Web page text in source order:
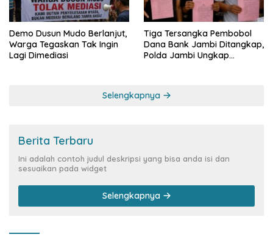
Demo Dusun Mudo Berlanjut,
Warga Tegaskan Tak Ingin
Lagi Dimediasi
Tiga Tersangka Pembobol
Dana Bank Jambi Ditangkap,
Polda Jambi Ungkap
Selengkapnya
Berita Terbaru
Ini adalah contoh judul deskripsi yang bisa anda isi dan
sesuaikan pada widget
Selengkapnya